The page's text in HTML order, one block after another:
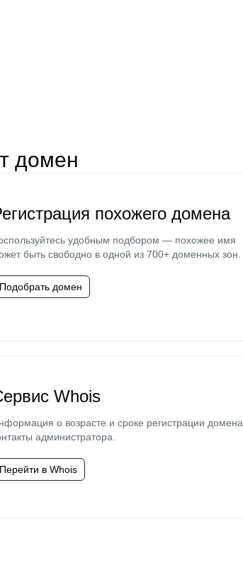
домен
похожего домена
удобным подбором — похожее имя
быть свободно в одной из 700+ доменных зон.
Подобрать домен
Whois
о возрасте и сроке регистрации домена,
администратора.
Перейти в Whois